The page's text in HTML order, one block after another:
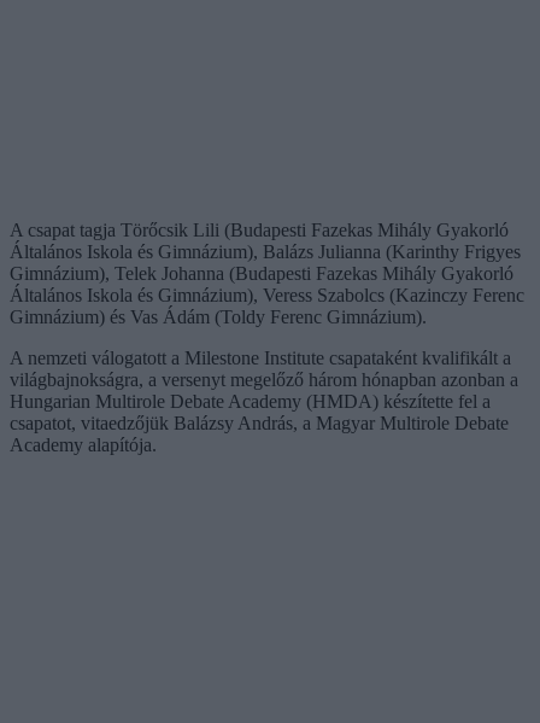
A csapat tagja Törőcsik Lili (Budapesti Fazekas Mihály Gyakorló
Általános Iskola és Gimnázium), Balázs Julianna (Karinthy Frigyes
Gimnázium), Telek Johanna (Budapesti Fazekas Mihály Gyakorló
Általános Iskola és Gimnázium), Veress Szabolcs (Kazinczy Ferenc
Gimnázium) és Vas Ádám (Toldy Ferenc Gimnázium).
A nemzeti válogatott a Milestone Institute csapataként kvalifikált a
világbajnokságra, a versenyt megelőző három hónapban azonban a
Hungarian Multirole Debate Academy (HMDA) készítette fel a
csapatot, vitaedzőjük Balázsy András, a Magyar Multirole Debate
Academy alapítója.